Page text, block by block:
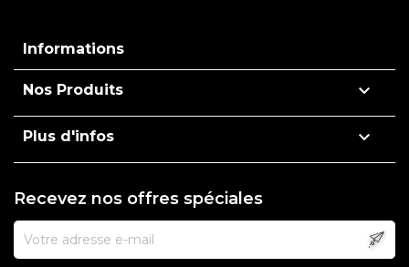
Informations
Nos Produits 
Plus d'infos 
Recevez nos offres spéciales